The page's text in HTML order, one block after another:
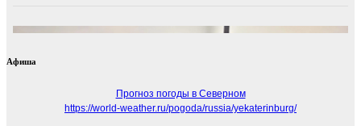
Афиша
Прогноз погоды в Северном
https://world-weather.ru/pogoda/russia/yekaterinburg/